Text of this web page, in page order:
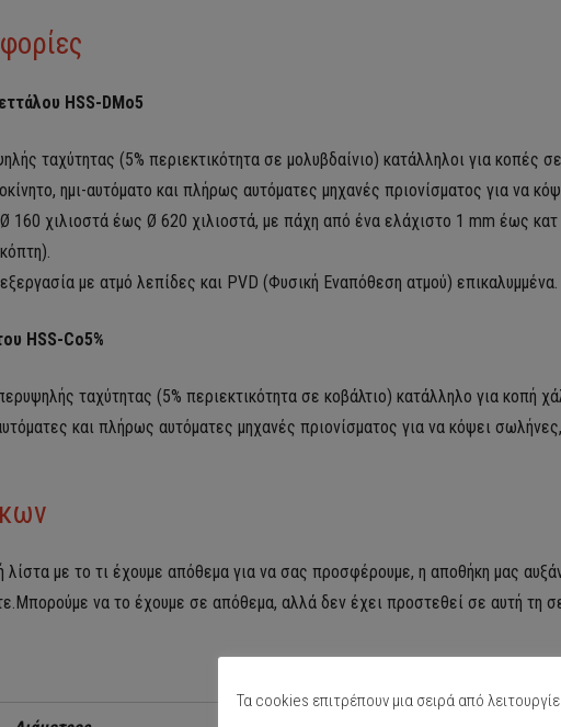
HSS-DMo5
ταχύτητας (5% περιεκτικότητα σε μολυβδαίνιο) κατάλληλοι για
ημι-αυτόματο και πλήρως αυτόματες μηχανές πριονίσματος για να
160 χιλιοστά έως Ø 620 χιλιοστά, με πάχη από ένα ελάχιστο 1 mm έως
με ατμό λεπίδες και PVD (Φυσική Εναπόθεση ατμού) επικαλυμμένα.
HSS-Co5%
ταχύτητας (5% περιεκτικότητα σε κοβάλτιο) κατάλληλο για κοπή
και πλήρως αυτόματες μηχανές πριονίσματος για να κόψει
λίστα με το τι έχουμε απόθεμα για να σας προσφέρουμε, η αποθήκη μας
να το έχουμε σε απόθεμα, αλλά δεν έχει προστεθεί σε αυτή τη
Τα cookies επιτρέπουν μια σειρά από